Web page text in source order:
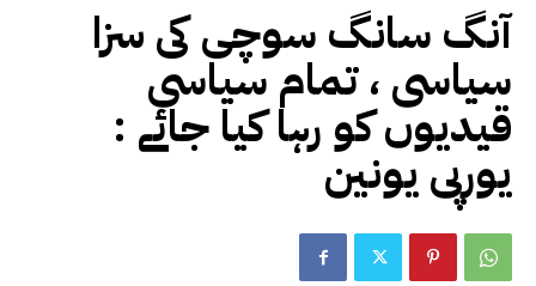
آنگ سانگ سوچی کی سزا
سیاسی ، تمام سیاسی
قیدیوں کو رہا کیا جائے :
یورپی یونین